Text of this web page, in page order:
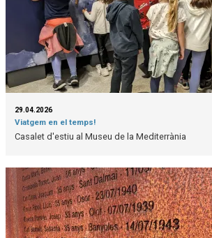
29.04.2026
Viatgem en el temps!
Casalet d'estiu al Museu de la Mediterrània